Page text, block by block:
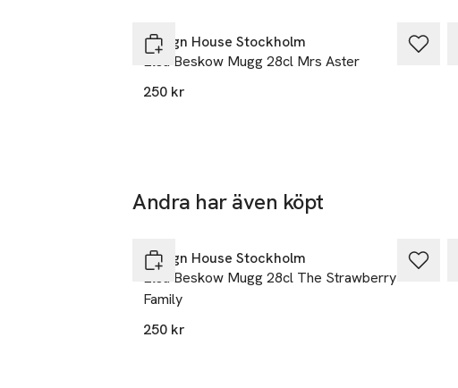
Design House Stockholm
Elsa Beskow Mugg 28cl Mrs Aster
250 kr
Andra har även köpt
Design House Stockholm
Elsa Beskow Mugg 28cl The Strawberry
Family
250 kr